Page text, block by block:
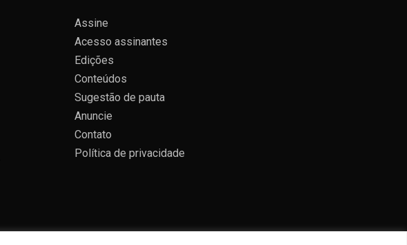
Assine
Acesso assinantes
Edições
Conteúdos
Sugestão de pauta
Anuncie
Contato
Política de privacidade